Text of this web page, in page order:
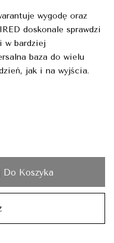
wygodę oraz
doskonale sprawdzi
w bardziej
baza do wielu
jak i na wyjścia.
Do Koszyka